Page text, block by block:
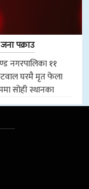
पक्राउ
नगरपालिका ११
घरमै मृत फेला
सोही स्थानका